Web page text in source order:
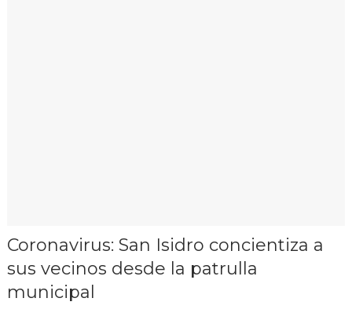
Coronavirus: San Isidro concientiza a
sus vecinos desde la patrulla
municipal